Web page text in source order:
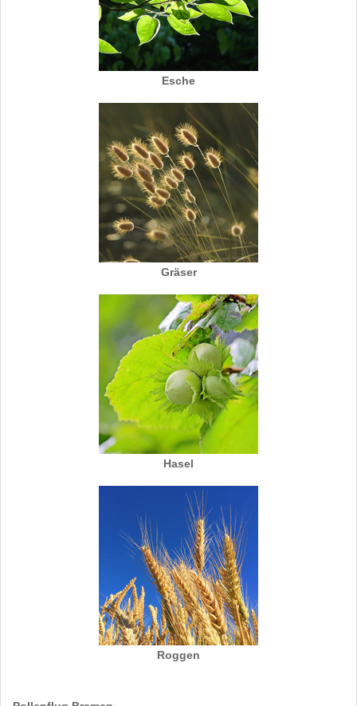
Esche
Gräser
Hasel
Roggen